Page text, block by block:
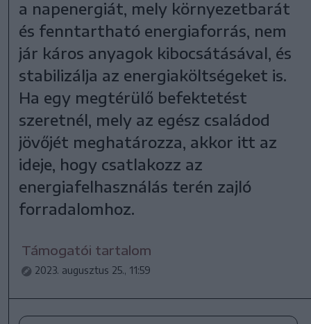
a napenergiát, mely környezetbarát
és fenntartható energiaforrás, nem
jár káros anyagok kibocsátásával, és
stabilizálja az energiaköltségeket is.
Ha egy megtérülő befektetést
szeretnél, mely az egész családod
jövőjét meghatározza, akkor itt az
ideje, hogy csatlakozz az
energiafelhasználás terén zajló
forradalomhoz.
Támogatói tartalom
2023. augusztus 25., 11:59